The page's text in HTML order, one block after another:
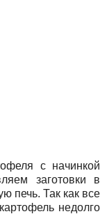
с начинкой
заготовки в
печь. Так как все
недолго